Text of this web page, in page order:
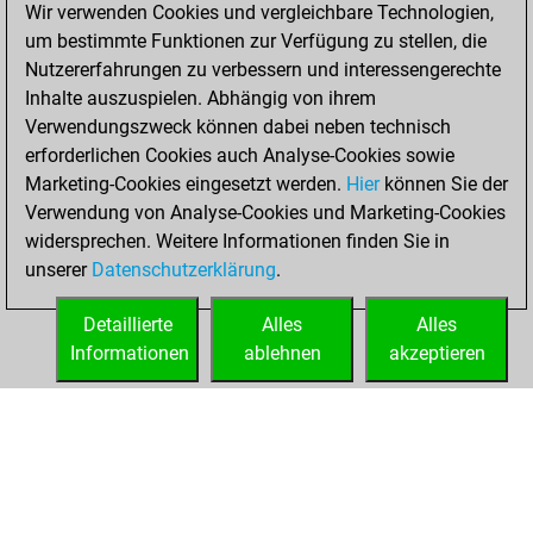
BeautyScore of 3
Fritz
achieved a new Elo
of 1574
Dienstag,
November 30,
2021
You created
your Fritz account
Wir verwenden Cookies und vergleichbare Technologien,
um bestimmte Funktionen zur Verfügung zu stellen, die
Nutzererfahrungen zu verbessern und interessengerechte
Inhalte auszuspielen. Abhängig von ihrem
Verwendungszweck können dabei neben technisch
erforderlichen Cookies auch Analyse-Cookies sowie
Marketing-Cookies eingesetzt werden. Hierkönnen Sie der
Verwendung von Analyse-Cookies und Marketing-Cookies
widersprechen. Weitere Informationen finden Sie in
unserer Datenschutzerklärung.
Alles
akzeptieren
Alles
ablehnen
Detaillierte
Informationen